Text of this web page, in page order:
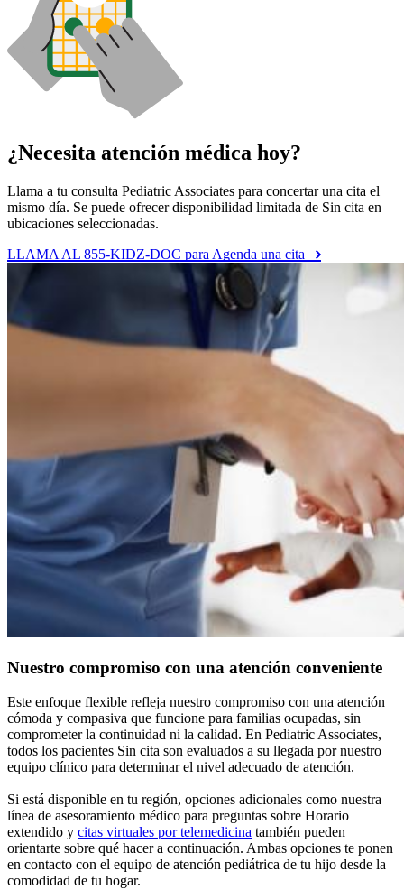
¿Necesita atención médica hoy?
Llama a tu consulta Pediatric Associates para concertar una cita el
mismo día. Se puede ofrecer disponibilidad limitada de Sin cita en
ubicaciones seleccionadas.
LLAMA AL 855-KIDZ-DOC para Agenda una cita
Nuestro compromiso con una atención conveniente
Este enfoque flexible refleja nuestro compromiso con una atención
cómoda y compasiva que funcione para familias ocupadas, sin
comprometer la continuidad ni la calidad. En Pediatric Associates,
todos los pacientes Sin cita son evaluados a su llegada por nuestro
equipo clínico para determinar el nivel adecuado de atención.
Si está disponible en tu región, opciones adicionales como nuestra
línea de asesoramiento médico para preguntas sobre Horario
extendido y citas virtuales por telemedicina también pueden
orientarte sobre qué hacer a continuación. Ambas opciones te ponen
en contacto con el equipo de atención pediátrica de tu hijo desde la
comodidad de tu hogar.